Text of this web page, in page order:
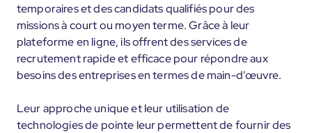
temporaires et des candidats qualifiés pour des
missions à court ou moyen terme. Grâce à leur
plateforme en ligne, ils offrent des services de
recrutement rapide et efficace pour répondre aux
besoins des entreprises en termes de main-d'œuvre.
Leur approche unique et leur utilisation de
technologies de pointe leur permettent de fournir des